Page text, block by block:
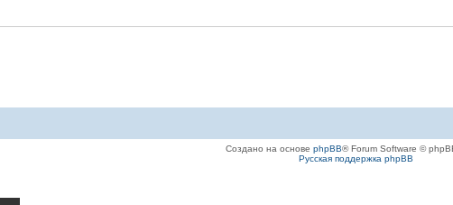
Создано на основе phpBB® Forum Software ©
Русская поддержка phpBB